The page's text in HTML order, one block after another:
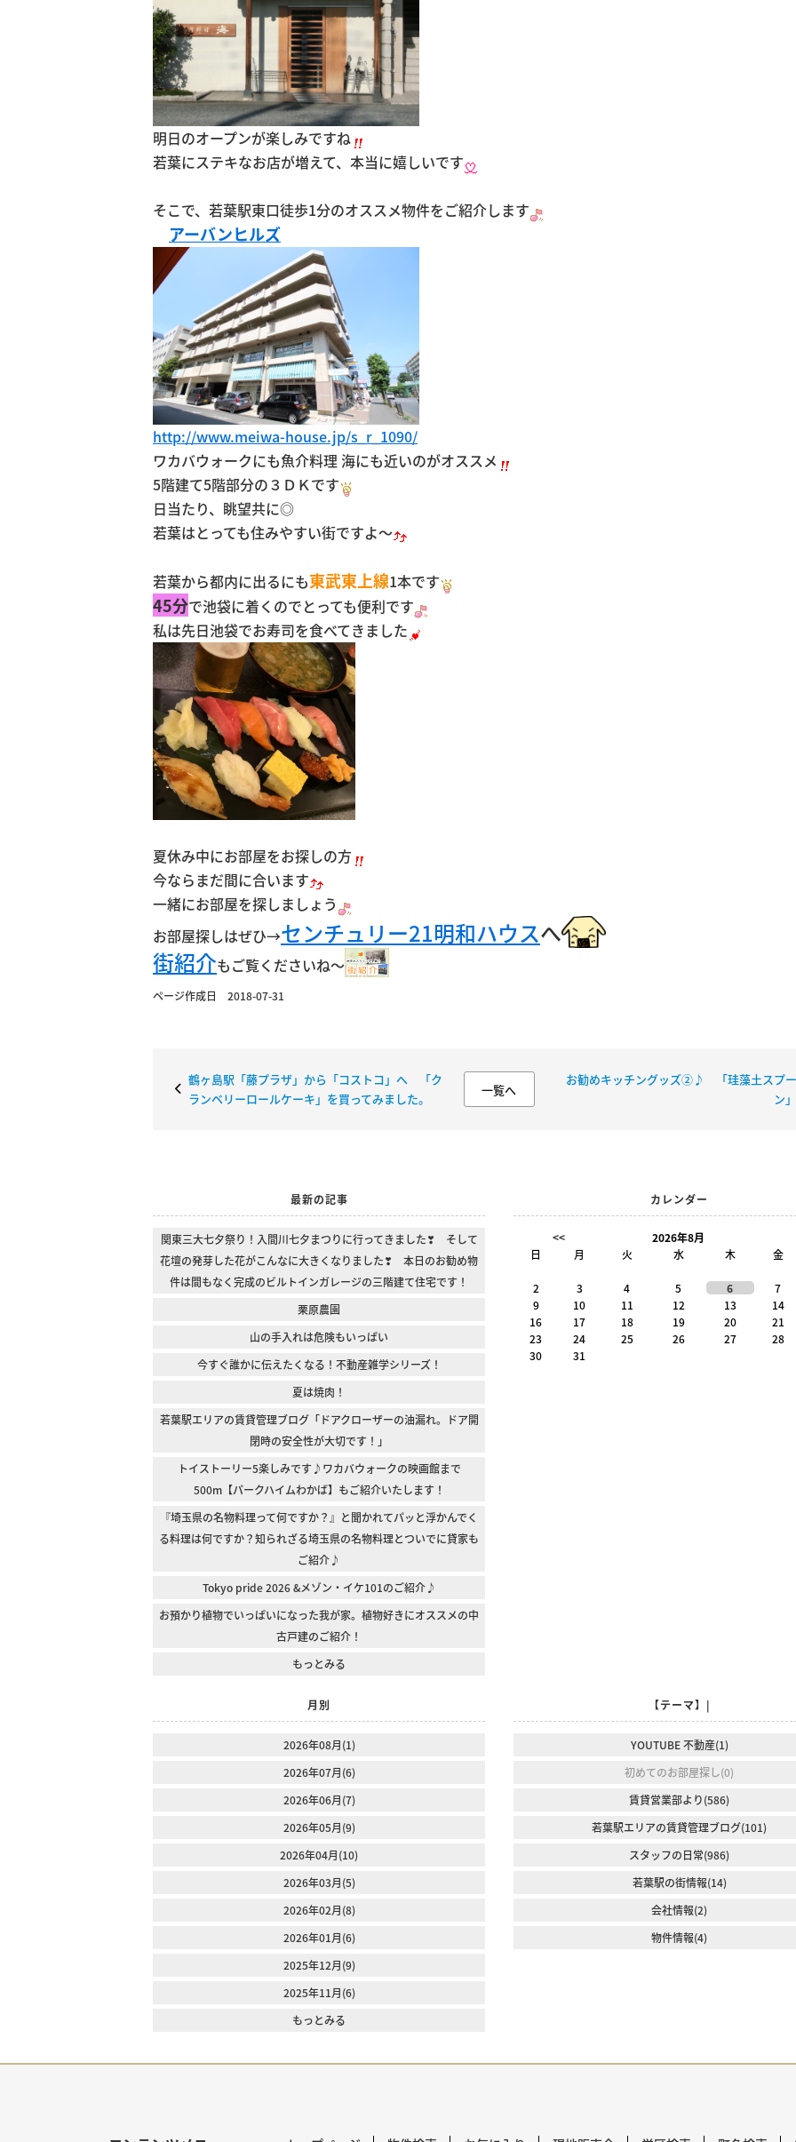
明日のオープンが楽しみですね
若葉にステキなお店が増えて、本当に嬉しいです
そこで、若葉駅東口徒歩1分のオススメ物件をご紹介します
アーバンヒルズ
http://www.meiwa-house.jp/s_r_1090/
ワカバウォークにも魚介料理 海にも近いのがオススメ
5階建て5階部分の３ＤＫです
日当たり、眺望共に◎
若葉はとっても住みやすい街ですよ～
若葉から都内に出るにも東武東上線1本です
45分で池袋に着くのでとっても便利です
私は先日池袋でお寿司を食べてきました
夏休み中にお部屋をお探しの方
今ならまだ間に合います
一緒にお部屋を探しましょう
お部屋探しはぜひ→センチュリー21明和ハウスへ
街紹介もご覧くださいね～
ページ作成日 2018-07-31
鶴ヶ島駅「藤プラザ」から「コストコ」へ 「ク
ランベリーロールケーキ」を買ってみました。
一覧へ
お勧めキッチングッズ②♪ 「珪藻土スプー
ン」
最新の記事
関東三大七夕祭り！入間川七夕まつりに行ってきました❣ そして
花壇の発芽した花がこんなに大きくなりました❣ 本日のお勧め物
件は間もなく完成のビルトインガレージの三階建て住宅です！
栗原農園
山の手入れは危険もいっぱい
今すぐ誰かに伝えたくなる！不動産雑学シリーズ！
夏は焼肉！
若葉駅エリアの賃貸管理ブログ「ドアクローザーの油漏れ。ドア開
閉時の安全性が大切です！」
トイストーリー5楽しみです♪ワカバウォークの映画館まで
500m【パークハイムわかば】もご紹介いたします！
『埼玉県の名物料理って何ですか？』と聞かれてパッと浮かんでく
る料理は何ですか？知られざる埼玉県の名物料理とついでに貸家も
ご紹介♪
Tokyo pride 2026 &メゾン・イケ101のご紹介♪
お預かり植物でいっぱいになった我が家。植物好きにオススメの中
古戸建のご紹介！
もっとみる
カレンダー
<<
2026年8月
日
月 火 水 木 金
2 3 4 5 6
7
9
10 11 12 13
14
16
17 18 19 20
21
23
24 25 26 27
28
30
31
月別
2026年08月(1)
2026年07月(6)
2026年06月(7)
2026年05月(9)
2026年04月(10)
2026年03月(5)
2026年02月(8)
2026年01月(6)
2025年12月(9)
2025年11月(6)
もっとみる
【テーマ】|
YOUTUBE 不動産(1)
初めてのお部屋探し(0)
賃貸営業部より(586)
若葉駅エリアの賃貸管理ブログ(101)
スタッフの日常(986)
若葉駅の街情報(14)
会社情報(2)
物件情報(4)